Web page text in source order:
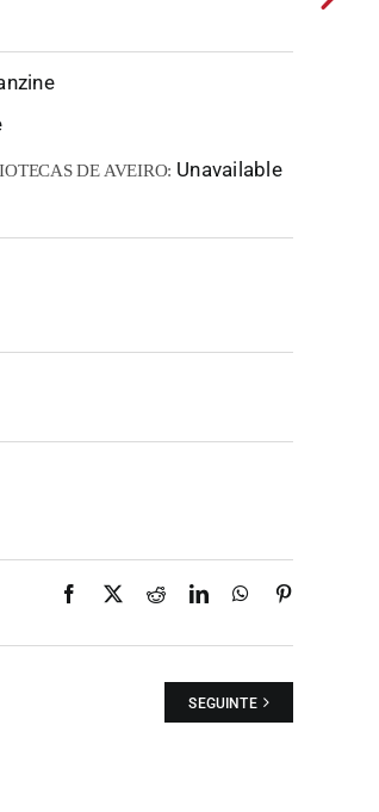
DE AVEIRO: Unavailable
Facebook
X RedditLinkedInWhatsApp
SEGUINTE